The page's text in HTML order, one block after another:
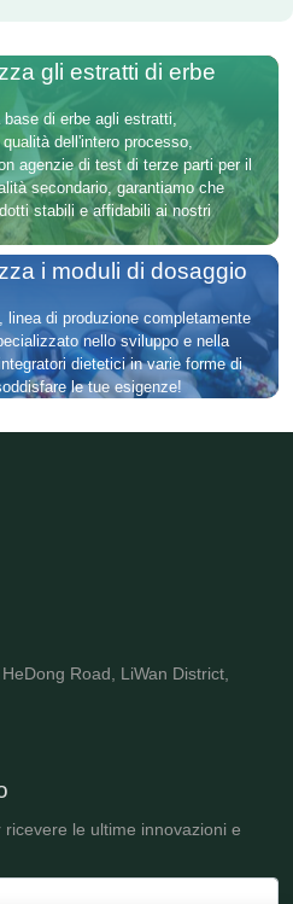
gli estratti di erbe
base di erbe agli estratti,
dell'intero processo,
agenzie di test di terze parti per il
secondario, garantiamo che
stabili e affidabili ai nostri
i moduli di dosaggio
linea di produzione completamente
nello sviluppo e nella
dietetici in varie forme di
le tue esigenze!
Road, LiWan District,
le ultime innovazioni e